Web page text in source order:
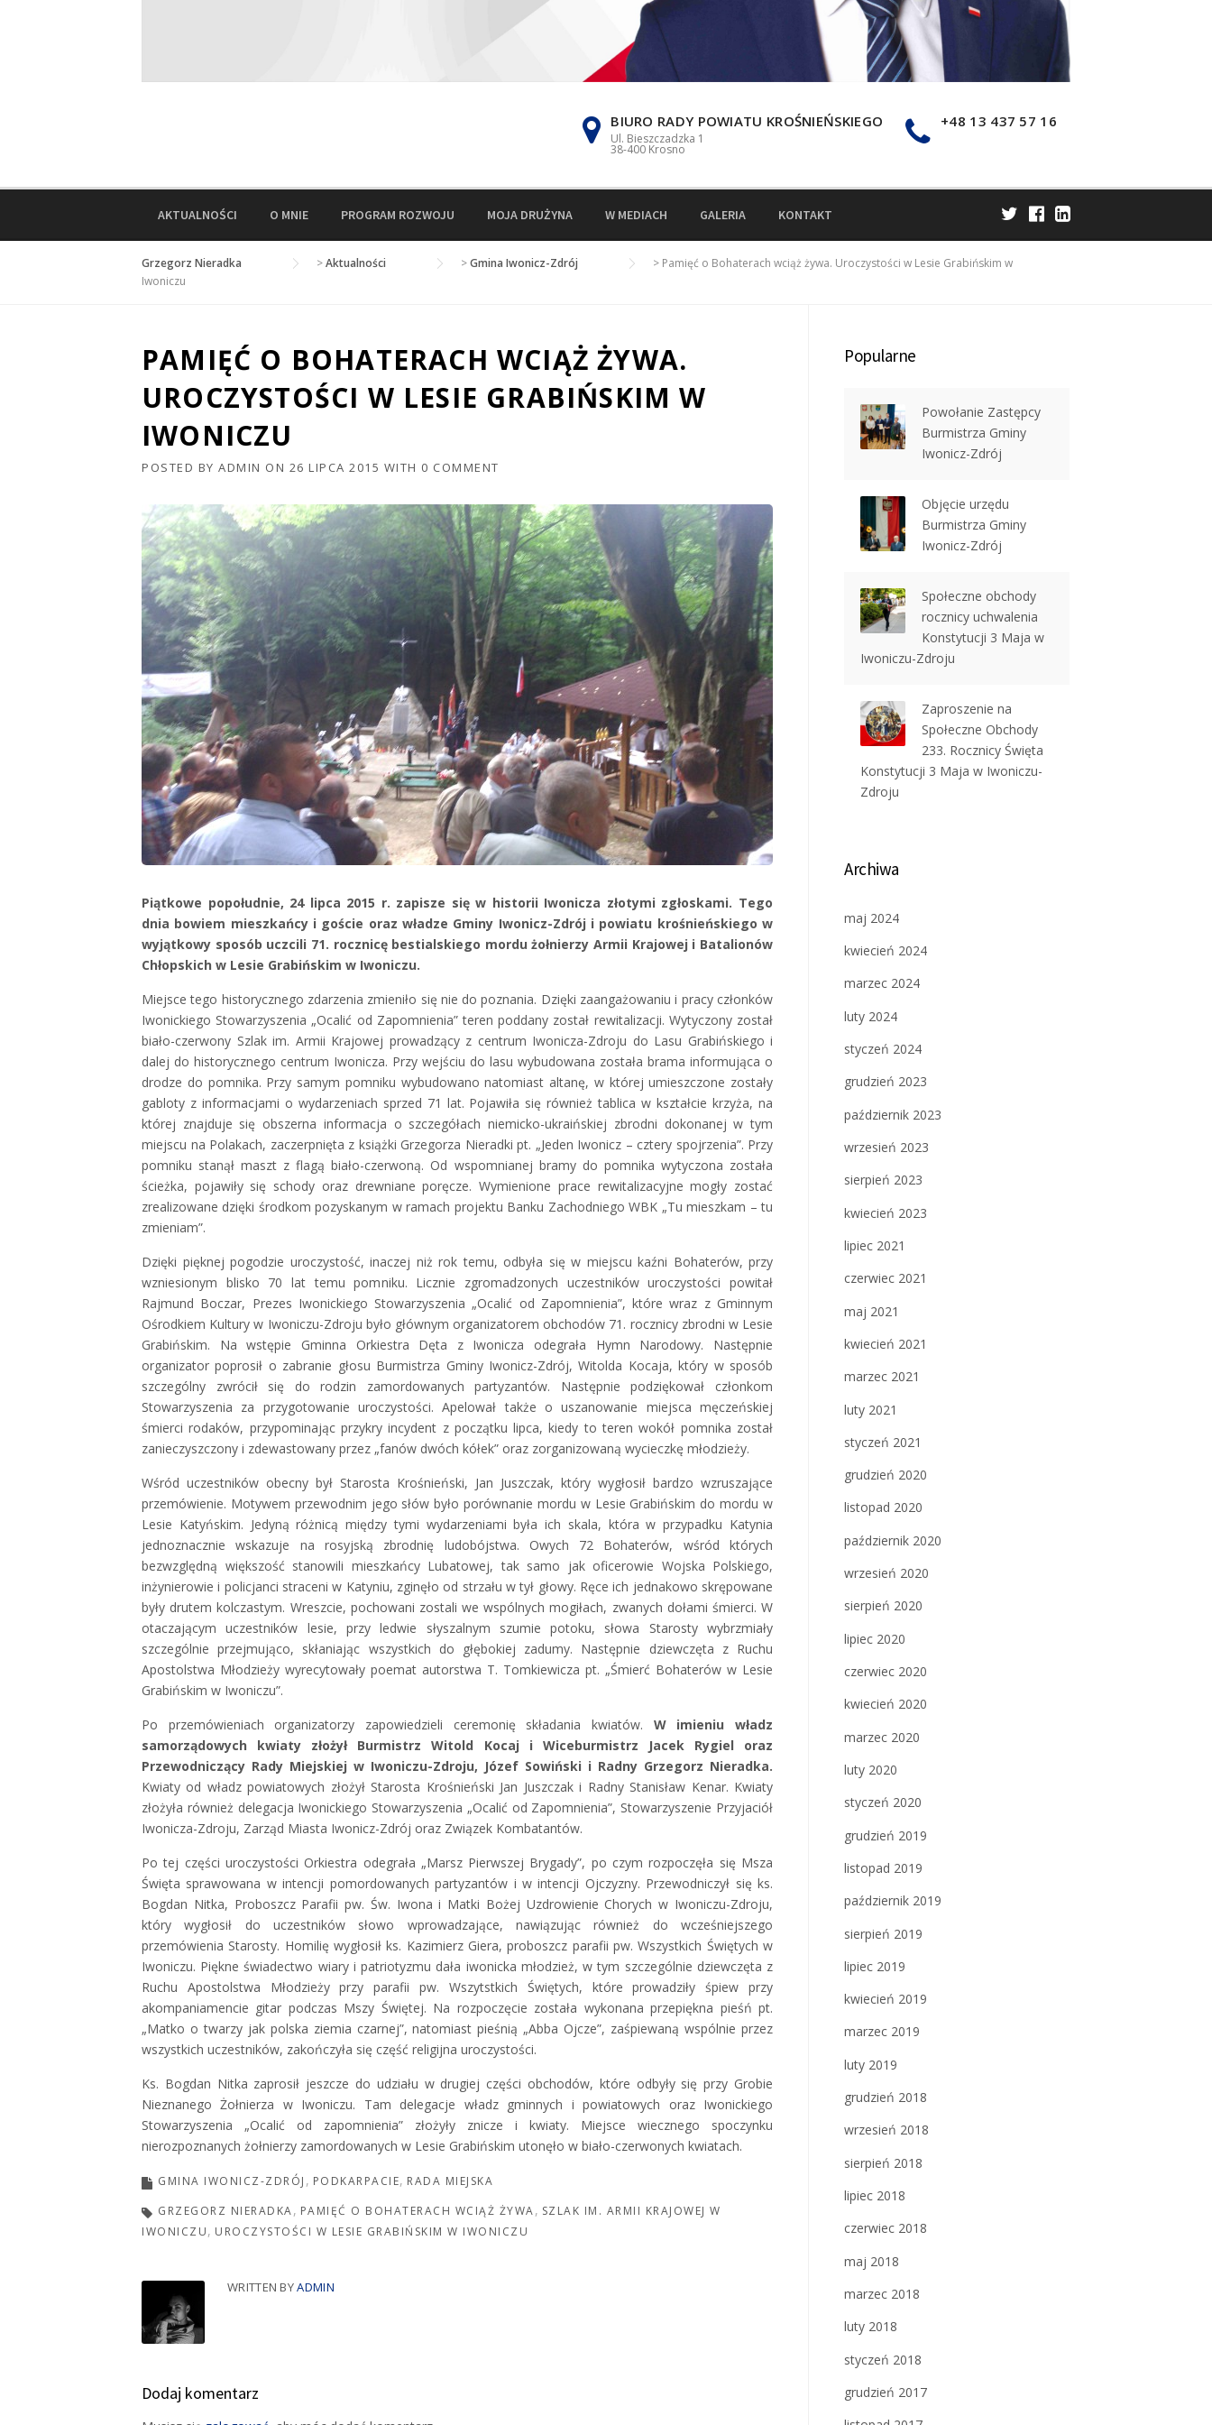
BIURO RADY POWIATU KROŚNIEŃSKIEGO
Ul. Bieszczadzka 1
38-400 Krosno
+48 13 437 57 16
AKTUALNOŚCI O MNIE PROGRAM ROZWOJU MOJA DRUŻYNA W MEDIACH GALERIA KONTAKT
Grzegorz Nieradka >Aktualności >Gmina Iwonicz-Zdrój > Pamięć o Bohaterach wciąż żywa. Uroczystości w Lesie Grabińskim w
Iwoniczu
PAMIĘĆ O BOHATERACH WCIĄŻ ŻYWA.
UROCZYSTOŚCI W LESIE GRABIŃSKIM W
IWONICZU
POSTED BY ADMIN ON 26 LIPCA 2015 WITH 0 COMMENT
Piątkowe popołudnie, 24 lipca 2015 r. zapisze się w historii Iwonicza złotymi zgłoskami. Tego
dnia bowiem mieszkańcy i goście oraz władze Gminy Iwonicz-Zdrój i powiatu krośnieńskiego w
wyjątkowy sposób uczcili 71. rocznicę bestialskiego mordu żołnierzy Armii Krajowej i Batalionów
Chłopskich w Lesie Grabińskim w Iwoniczu.
Miejsce tego historycznego zdarzenia zmieniło się nie do poznania. Dzięki zaangażowaniu i pracy członków
Iwonickiego Stowarzyszenia „Ocalić od Zapomnienia” teren poddany został rewitalizacji. Wytyczony został
biało-czerwony Szlak im. Armii Krajowej prowadzący z centrum Iwonicza-Zdroju do Lasu Grabińskiego i
dalej do historycznego centrum Iwonicza. Przy wejściu do lasu wybudowana została brama informująca o
drodze do pomnika. Przy samym pomniku wybudowano natomiast altanę, w której umieszczone zostały
gabloty z informacjami o wydarzeniach sprzed 71 lat. Pojawiła się również tablica w kształcie krzyża, na
której znajduje się obszerna informacja o szczegółach niemicko-ukraińskiej zbrodni dokonanej w tym
miejscu na Polakach, zaczerpnięta z książki Grzegorza Nieradki pt. „Jeden Iwonicz – cztery spojrzenia”. Przy
pomniku stanął maszt z flagą biało-czerwoną. Od wspomnianej bramy do pomnika wytyczona została
ścieżka, pojawiły się schody oraz drewniane poręcze. Wymienione prace rewitalizacyjne mogły zostać
zrealizowane dzięki środkom pozyskanym w ramach projektu Banku Zachodniego WBK „Tu mieszkam – tu
zmieniam”.
Dzięki pięknej pogodzie uroczystość, inaczej niż rok temu, odbyła się w miejscu kaźni Bohaterów, przy
wzniesionym blisko 70 lat temu pomniku. Licznie zgromadzonych uczestników uroczystości powitał
Rajmund Boczar, Prezes Iwonickiego Stowarzyszenia „Ocalić od Zapomnienia”, które wraz z Gminnym
Ośrodkiem Kultury w Iwoniczu-Zdroju było głównym organizatorem obchodów 71. rocznicy zbrodni w Lesie
Grabińskim. Na wstępie Gminna Orkiestra Dęta z Iwonicza odegrała Hymn Narodowy. Następnie
organizator poprosił o zabranie głosu Burmistrza Gminy Iwonicz-Zdrój, Witolda Kocaja, który w sposób
szczególny zwrócił się do rodzin zamordowanych partyzantów. Następnie podziękował członkom
Stowarzyszenia za przygotowanie uroczystości. Apelował także o uszanowanie miejsca męczeńskiej
śmierci rodaków, przypominając przykry incydent z początku lipca, kiedy to teren wokół pomnika został
zanieczyszczony i zdewastowany przez „fanów dwóch kółek” oraz zorganizowaną wycieczkę młodzieży.
Wśród uczestników obecny był Starosta Krośnieński, Jan Juszczak, który wygłosił bardzo wzruszające
przemówienie. Motywem przewodnim jego słów było porównanie mordu w Lesie Grabińskim do mordu w
Lesie Katyńskim. Jedyną różnicą między tymi wydarzeniami była ich skala, która w przypadku Katynia
jednoznacznie wskazuje na rosyjską zbrodnię ludobójstwa. Owych 72 Bohaterów, wśród których
bezwzględną większość stanowili mieszkańcy Lubatowej, tak samo jak oficerowie Wojska Polskiego,
inżynierowie i policjanci straceni w Katyniu, zginęło od strzału w tył głowy. Ręce ich jednakowo skrępowane
były drutem kolczastym. Wreszcie, pochowani zostali we wspólnych mogiłach, zwanych dołami śmierci. W
otaczającym uczestników lesie, przy ledwie słyszalnym szumie potoku, słowa Starosty wybrzmiały
szczególnie przejmująco, skłaniając wszystkich do głębokiej zadumy. Następnie dziewczęta z Ruchu
Apostolstwa Młodzieży wyrecytowały poemat autorstwa T. Tomkiewicza pt. „Śmierć Bohaterów w Lesie
Grabińskim w Iwoniczu”.
Po przemówieniach organizatorzy zapowiedzieli ceremonię składania kwiatów. W imieniu władz
samorządowych kwiaty złożył Burmistrz Witold Kocaj i Wiceburmistrz Jacek Rygiel oraz
Przewodniczący Rady Miejskiej w Iwoniczu-Zdroju, Józef Sowiński i Radny Grzegorz Nieradka.
Kwiaty od władz powiatowych złożył Starosta Krośnieński Jan Juszczak i Radny Stanisław Kenar. Kwiaty
złożyła również delegacja Iwonickiego Stowarzyszenia „Ocalić od Zapomnienia”, Stowarzyszenie Przyjaciół
Iwonicza-Zdroju, Zarząd Miasta Iwonicz-Zdrój oraz Związek Kombatantów.
Po tej części uroczystości Orkiestra odegrała „Marsz Pierwszej Brygady”, po czym rozpoczęła się Msza
Święta sprawowana w intencji pomordowanych partyzantów i w intencji Ojczyzny. Przewodniczył się ks.
Bogdan Nitka, Proboszcz Parafii pw. Św. Iwona i Matki Bożej Uzdrowienie Chorych w Iwoniczu-Zdroju,
który wygłosił do uczestników słowo wprowadzające, nawiązując również do wcześniejszego
przemówienia Starosty. Homilię wygłosił ks. Kazimierz Giera, proboszcz parafii pw. Wszystkich Świętych w
Iwoniczu. Piękne świadectwo wiary i patriotyzmu dała iwonicka młodzież, w tym szczególnie dziewczęta z
Ruchu Apostolstwa Młodzieży przy parafii pw. Wszytstkich Świętych, które prowadziły śpiew przy
akompaniamencie gitar podczas Mszy Świętej. Na rozpoczęcie została wykonana przepiękna pieśń pt.
„Matko o twarzy jak polska ziemia czarnej”, natomiast pieśnią „Abba Ojcze”, zaśpiewaną wspólnie przez
wszystkich uczestników, zakończyła się część religijna uroczystości.
Ks. Bogdan Nitka zaprosił jeszcze do udziału w drugiej części obchodów, które odbyły się przy Grobie
Nieznanego Żołnierza w Iwoniczu. Tam delegacje władz gminnych i powiatowych oraz Iwonickiego
Stowarzyszenia „Ocalić od zapomnienia” złożyły znicze i kwiaty. Miejsce wiecznego spoczynku
nierozpoznanych żołnierzy zamordowanych w Lesie Grabińskim utonęło w biało-czerwonych kwiatach.
GMINA IWONICZ-ZDRÓJ PODKARPACIE RADA MIEJSKA
GRZEGORZ NIERADKA
PAMIĘĆ O BOHATERACH WCIĄŻ ŻYWA
SZLAK IM. ARMII KRAJOWEJ W
IWONICZU
UROCZYSTOŚCI W LESIE GRABIŃSKIM W IWONICZU
WRITTEN BYADMIN
Dodaj komentarz
Popularne
Powołanie Zastępcy
Burmistrza Gminy
Iwonicz-Zdrój
Objęcie urzędu
Burmistrza Gminy
Iwonicz-Zdrój
Społeczne obchody
rocznicy uchwalenia
Konstytucji 3 Maja w
Iwoniczu-Zdroju
Zaproszenie na
Społeczne Obchody
233. Rocznicy Święta
Konstytucji 3 Maja w Iwoniczu-
Zdroju
Archiwa
maj 2024
kwiecień 2024
marzec 2024
luty 2024
styczeń 2024
grudzień 2023
październik 2023
wrzesień 2023
sierpień 2023
kwiecień 2023
lipiec 2021
czerwiec 2021
maj 2021
kwiecień 2021
marzec 2021
luty 2021
styczeń 2021
grudzień 2020
listopad 2020
październik 2020
wrzesień 2020
sierpień 2020
lipiec 2020
czerwiec 2020
kwiecień 2020
marzec 2020
luty 2020
styczeń 2020
grudzień 2019
listopad 2019
październik 2019
sierpień 2019
lipiec 2019
kwiecień 2019
marzec 2019
luty 2019
grudzień 2018
wrzesień 2018
sierpień 2018
lipiec 2018
czerwiec 2018
maj 2018
marzec 2018
luty 2018
styczeń 2018
grudzień 2017